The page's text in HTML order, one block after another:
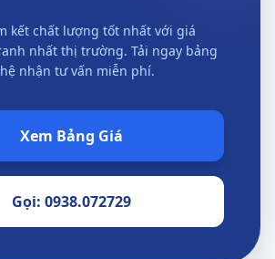
kết chất lượng tốt nhất với giá
nhất thị trường. Tải ngay bảng
nhận tư vấn miễn phí.
Xem Bảng Giá
Gọi: 0938.072729